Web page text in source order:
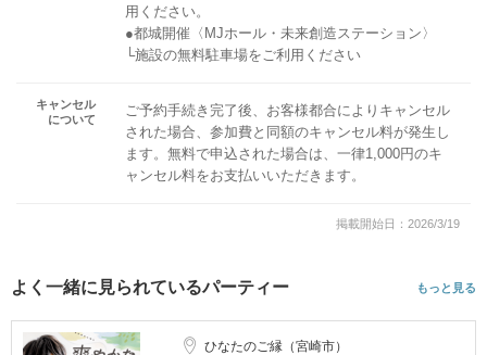
用ください。
●都城開催〈MJホール・未来創造ステーション〉
└施設の無料駐車場をご利用ください
キャンセル
について
ご予約手続き完了後、お客様都合によりキャンセル
された場合、参加費と同額のキャンセル料が発生し
ます。無料で申込された場合は、一律1,000円のキ
ャンセル料をお支払いいただきます。
掲載開始日：2026/3/19
よく一緒に見られているパーティー もっと見る
ひなたのご縁（宮崎市）